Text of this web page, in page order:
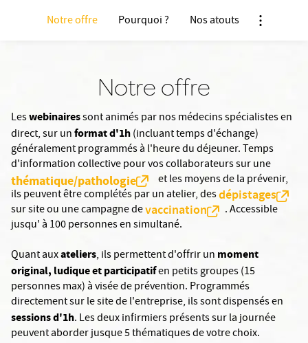
Notre offre Pourquoi ? Nos atouts
Notre offre
Leswebinairessont animés par nos médecins spécialistes en
direct, sur unformat d'1h(incluant temps d'échange)
généralement programmés à l'heure du déjeuner. Temps
d'information collective pour vos collaborateurs sur une
thématique/pathologie
et les moyens de la prévenir,
ils peuvent être complétés par un atelier, desdépistages
sur site ou une campagne devaccination
. Accessible
jusqu' à 100 personnes en simultané.
Quant auxateliers, ils permettent d'offrir un moment
original, ludique et participatifen petits groupes (15
personnes max) à visée de prévention. Programmés
directement sur le site de l'entreprise, ils sont dispensés en
sessions d'1h. Les deux infirmiers présents sur la journée
peuvent aborder jusque 5 thématiques de votre choix.